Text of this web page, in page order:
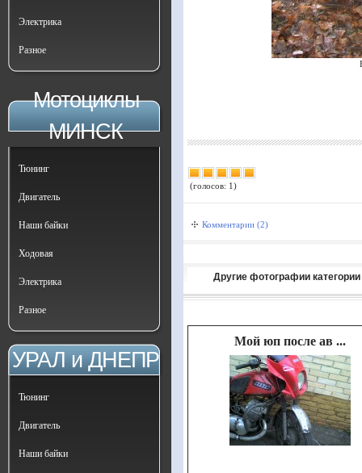
Электрика
Разное
Мотоциклы
МИНСК
Тюнинг
Двигатель
Наши байки
Ходовая
Электрика
Разное
УРАЛ и ДНЕПР
Тюнинг
Двигатель
Наши байки
(голосов: 1)
Комментарии (2)
Другие фотографии категории
Мой юп после ав ...